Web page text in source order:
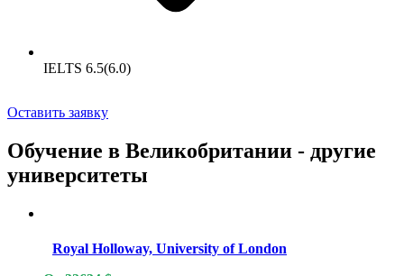
IELTS 6.5(6.0)
Оставить заявку
Обучение в Великобритании - другие
университеты
Royal Holloway, University of London